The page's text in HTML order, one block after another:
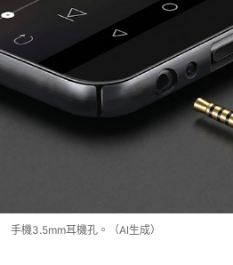
手機3.5mm耳機孔。（AI生成）